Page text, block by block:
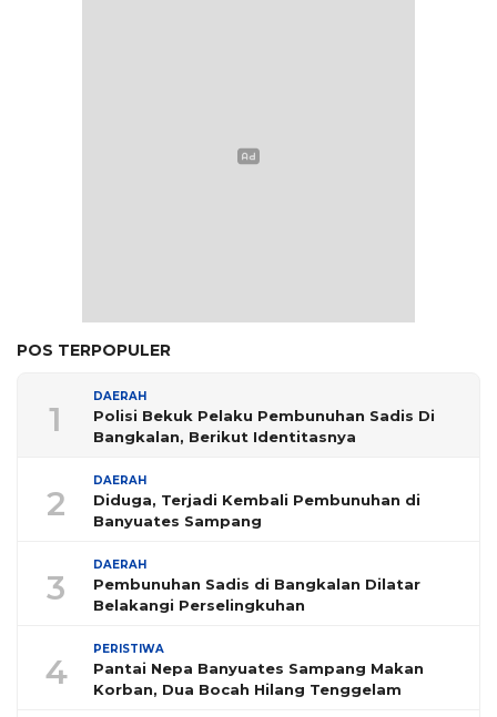
POS TERPOPULER
1
DAERAH
Polisi Bekuk Pelaku Pembunuhan Sadis Di
Bangkalan, Berikut Identitasnya
2
DAERAH
Diduga, Terjadi Kembali Pembunuhan di
Banyuates Sampang
3
DAERAH
Pembunuhan Sadis di Bangkalan Dilatar
Belakangi Perselingkuhan
4
PERISTIWA
Pantai Nepa Banyuates Sampang Makan
Korban, Dua Bocah Hilang Tenggelam